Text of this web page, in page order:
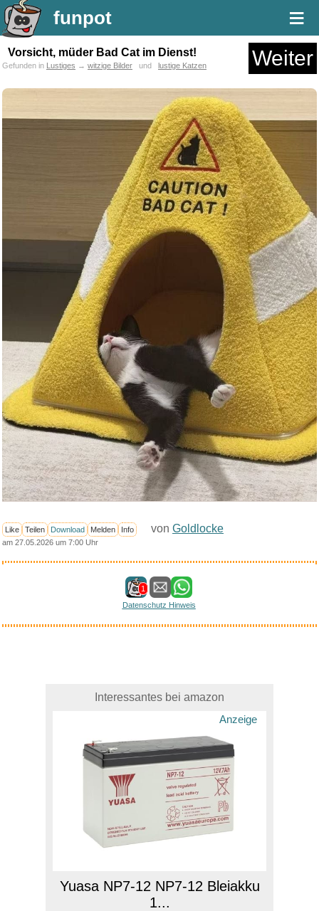
funpot ≡
Vorsicht, müder Bad Cat im Dienst! Weiter
Gefunden in Lustiges → witzige Bilder und lustige Katzen
Like Teilen Download Melden Info von Goldlocke
am 27.05.2026 um 7:00 Uhr
1
Datenschutz Hinweis
Interessantes bei amazon
Anzeige
Yuasa NP7-12 NP7-12 Bleiakku
1...